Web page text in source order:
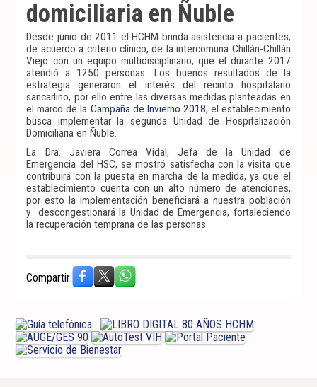
domiciliaria en Ñuble
Desde junio de 2011 el HCHM brinda asistencia a pacientes,
de acuerdo a criterio clínico, de la intercomuna Chillán-Chillán
Viejo con un equipo multidisciplinario, que el durante 2017
atendió a 1250 personas. Los buenos resultados de la
estrategia generaron el interés del recinto hospitalario
sancarlino, por ello entre las diversas medidas planteadas en
el marco de la Campaña de Invierno 2018, el establecimiento
busca implementar la segunda Unidad de Hospitalización
Domiciliaria en Ñuble.
La Dra. Javiera Correa Vidal, Jefa de la Unidad de
Emergencia del HSC, se mostró satisfecha con la visita que
contribuirá con la puesta en marcha de la medida, ya que el
establecimiento cuenta con un alto número de atenciones,
por esto la implementación beneficiará a nuestra población
y descongestionará la Unidad de Emergencia, fortaleciendo
la recuperación temprana de las personas.
Compartir: